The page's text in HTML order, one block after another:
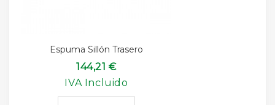
Espuma Sillón Trasero
144,21 €
IVA Incluido